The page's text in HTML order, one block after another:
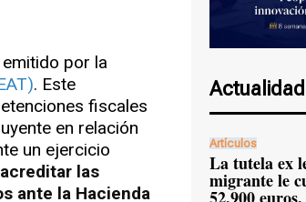
por la
. Este
fiscales
en relación
un ejercicio
las
ante la Hacienda
Artículos
La tutela ex lege: cada menor
migrante le